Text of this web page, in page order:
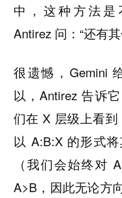
中，这种方法
Antirez 问：“还有
很遗憾，Gemini
以，Antirez 告诉
们在 X 层级上看
以 A:B:X 的形式
（我们会始终对
A>B，因此无论方